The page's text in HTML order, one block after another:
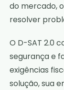
do mercado,
resolver
O D-SAT 2.0
segurança e
exigências
solução, sua